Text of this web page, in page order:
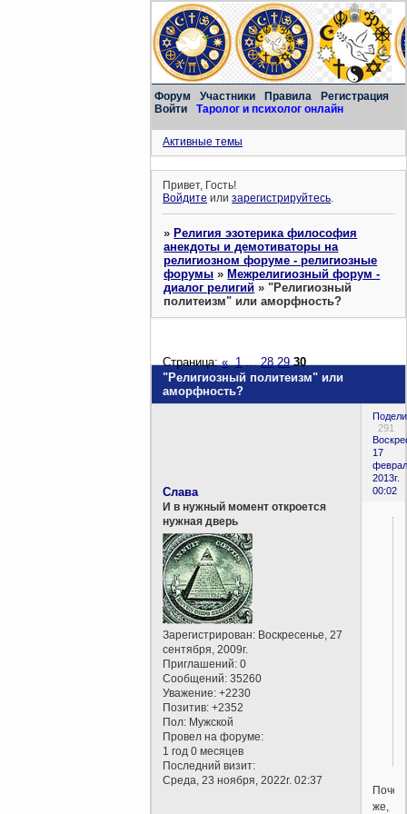
Форум Участники Правила
Регистрация
Войти
Таролог и психолог онлайн
Активные темы
Привет, Гость!
Войдите илизарегистрируйтесь.
»Религия эзотерика философия
анекдоты и демотиваторы на
религиозном форуме - религиозные
форумы »Межрелигиозный форум -
диалог религий »"Религиозный
политеизм" или аморфность?
"Религиозный политеизм" или
аморфность?
Страница:« 1 … 28 29 30
291
17
2013г.
00:02
Слава
И в нужный момент откроется
нужная дверь
Зарегистрирован: Воскресенье, 27
сентября, 2009г.
Приглашений: 0
Сообщений: 35260
Уважение: +2230
Позитив: +2352
Пол: Мужской
Провел на форуме:
1 год 0 месяцев
Последний визит:
Среда, 23 ноября, 2022г. 02:37
же,